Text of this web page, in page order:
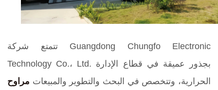
تتمتع شركة Guangdong Chungfo Electronic
Technology Co.، Ltd. بجذور عميقة في قطاع الإدارة
الحرارية، وتتخصص في البحث والتطوير والمبيعات مراوح